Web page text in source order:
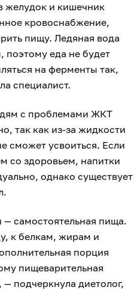
желудок и кишечник
кровоснабжение,
пищу. Ледяная вода
поэтому еда не будет
на ферменты так,
специалист.
с проблемами ЖКТ
так как из-за жидкости
сможет усвоиться. Если
со здоровьем, напитки
однако существует
самостоятельная пища.
к белкам, жирам и
порция
пищеварительная
подчеркнула диетолог,